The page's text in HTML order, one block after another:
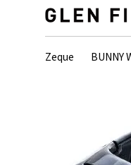
Zeque BUNNY